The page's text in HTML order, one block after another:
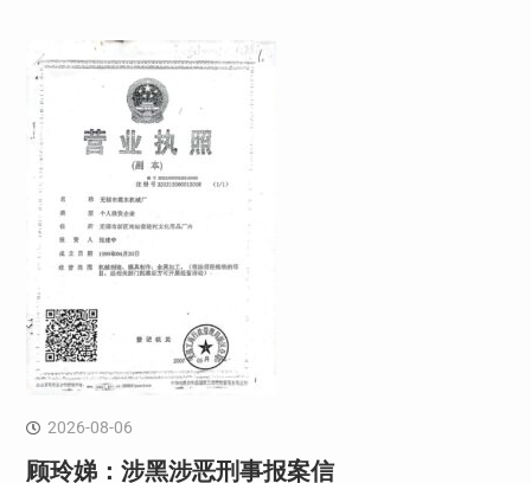
2026-08-06
顾玲娣：涉黑涉恶刑事报案信